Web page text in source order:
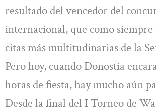
resultado del vencedor del
internacional, que como siempre
citas más multitudinarias de la
Pero hoy, cuando Donostia
horas de fiesta, hay mucho aún
Desde la final del I Torneo de